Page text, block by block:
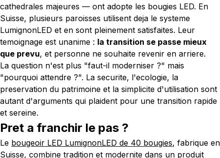
cathedrales majeures — ont adopte les bougies LED. En
Suisse, plusieurs paroisses utilisent deja le systeme
LumignonLED et en sont pleinement satisfaites. Leur
temoignage est unanime : la transition se passe mieux
que prevu, et personne ne souhaite revenir en arriere.
La question n'est plus "faut-il moderniser ?" mais
"pourquoi attendre ?". La securite, l'ecologie, la
preservation du patrimoine et la simplicite d'utilisation sont
autant d'arguments qui plaident pour une transition rapide
et sereine.
Pret a franchir le pas ?
Le bougeoir LED LumignonLED de 40 bougies, fabrique en
Suisse, combine tradition et modernite dans un produit